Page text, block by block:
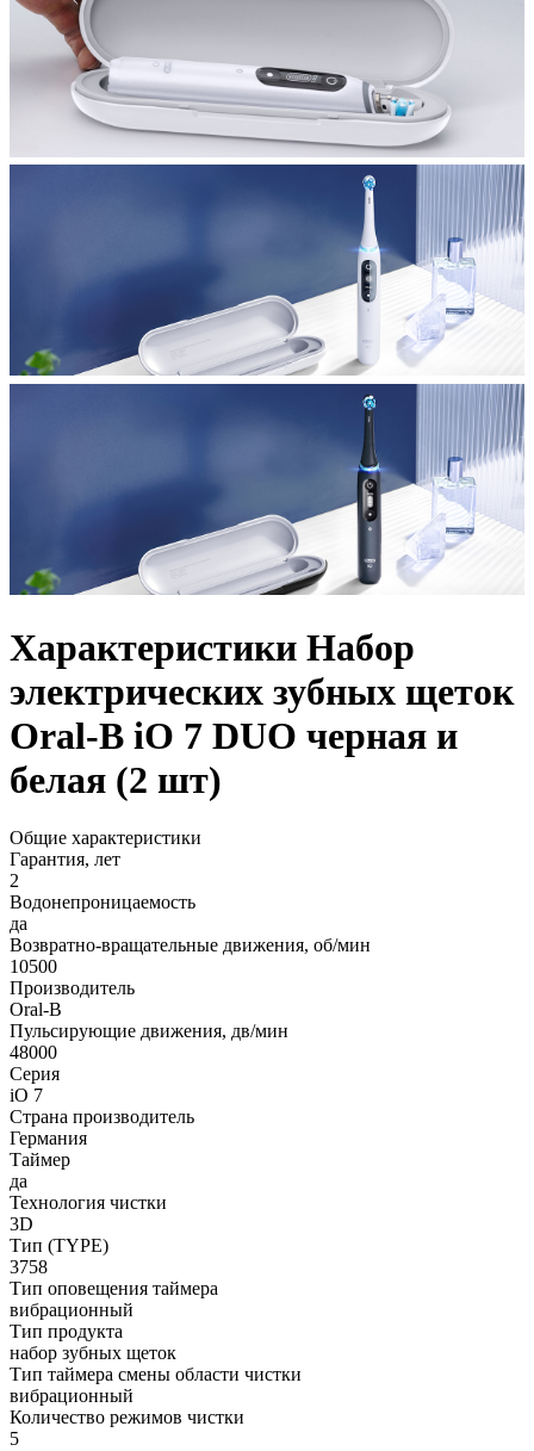
Характеристики Набор
электрических зубных щеток
Oral-B iO 7 DUO черная и
белая (2 шт)
Общие характеристики
Гарантия, лет
2
Водонепроницаемость
да
Возвратно-вращательные движения, об/мин
10500
Производитель
Oral-B
Пульсирующие движения, дв/мин
48000
Серия
iO 7
Страна производитель
Германия
Таймер
да
Технология чистки
3D
Тип (TYPE)
3758
Тип оповещения таймера
вибрационный
Тип продукта
набор зубных щеток
Тип таймера смены области чистки
вибрационный
Количество режимов чистки
5